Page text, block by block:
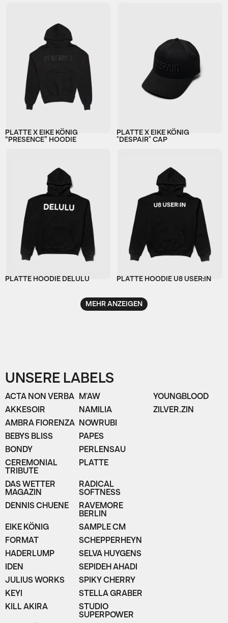
PLATTE X EIKE KÖNIG
“PRESENCE” HOODIE
PLATTE X EIKE KÖNIG
"DESPAIR" CAP
PLATTE HOODIE DELULU PLATTE HOODIE U8 USER:IN
MEHR ANZEIGEN
UNSERE LABELS
ACTA NON VERBA
AKKESOIR
AMBRA FIORENZA
BEBYS BLISS
BONDY
CEREMONIAL
TRIBUTE
DAS WETTER
MAGAZIN
DENNIS CHUENE
EIKE KÖNIG
FORMAT
HADERLUMP
IDEN
JULIUS WORKS
KEYI
KILL AKIRA
M'AW
NAMILIA
NOWRUBI
PAPES
PERLENSAU
PLATTE
RADICAL
SOFTNESS
RAVEMORE
BERLIN
SAMPLE CM
SCHEPPERHEYN
SELVA HUYGENS
SEPIDEH AHADI
SPIKY CHERRY
STELLA GRABER
STUDIO
SUPERPOWER
YOUNGBLOOD
ZILVER.ZIN